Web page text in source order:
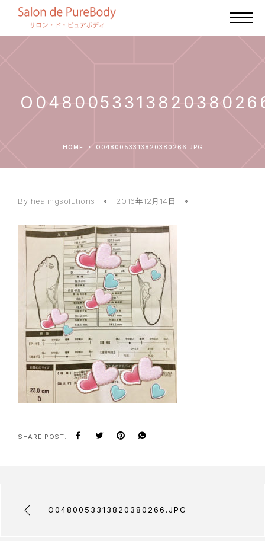
HOME O0480053313820380266.JPG
By healingsolutions 2016年12月14日
SHARE POST:
O0480053313820380266.JPG